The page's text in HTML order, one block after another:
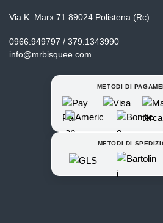
Via K. Marx 71 89024 Polistena (Rc)
0966.949797 / 379.1343990
info@mrbisquee.com
METODI DI
METODI DI